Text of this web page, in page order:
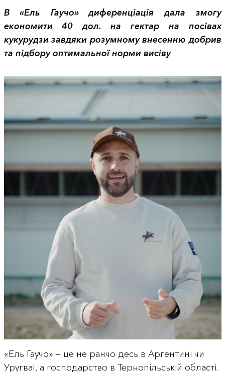
В «Ель Гаучо» диференціація дала змогу
економити 40 дол. на гектар на посівах
кукурудзи завдяки розумному внесенню добрив
та підбору оптимальної норми висіву
«Ель Гаучо» — це не ранчо десь в Аргентині чи
Уругваї, а господарство в Тернопільській області.